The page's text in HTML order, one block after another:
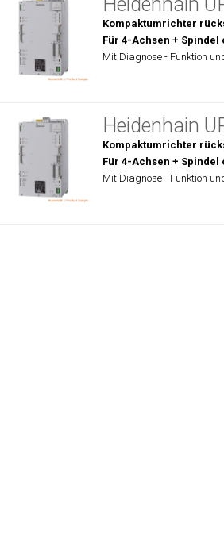
Kompaktumrichter
Für 4-Achsen + Spindel
Mit Diagnose - Funktion
Heidenhain
Kompaktumrichter
Für 4-Achsen + Spindel
Mit Diagnose - Funktion